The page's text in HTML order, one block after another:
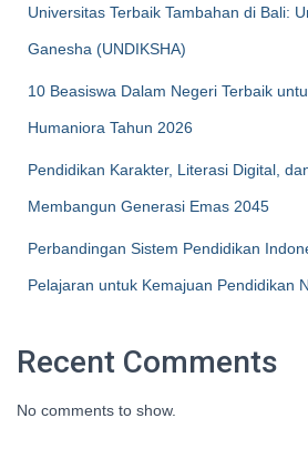
Universitas Terbaik Tambahan di Bali:
Ganesha (UNDIKSHA)
10 Beasiswa Dalam Negeri Terbaik
Humaniora Tahun 2026
Pendidikan Karakter, Literasi Digital,
Membangun Generasi Emas 2045
Perbandingan Sistem Pendidikan
Pelajaran untuk Kemajuan Pendidikan
Recent Comments
No comments to show.